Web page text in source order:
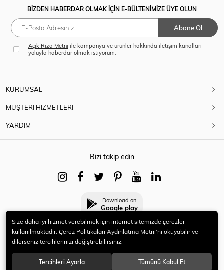
BİZDEN HABERDAR OLMAK İÇİN E-BÜLTENİMİZE ÜYE OLUN
Abone Ol
Açık Rıza Metni ile kampanya ve ürünler hakkında iletişim kanalları
yoluyla haberdar olmak istiyorum.
KURUMSAL
MÜŞTERİ HİZMETLERİ
YARDIM
Bizi takip edin
Download on
Google play
© 2021 HERYENİ. Tüm hakları saklıdır.
Size daha iyi hizmet verebilmek için internet sitemizde çerezler
kullanılmaktadır. Çerez Politikaları Aydınlatma Metni’ni okuyabilir ve
dilerseniz tercihlerinizi değiştirebilirsiniz.
Tercihleri Ayarla Tümünü Kabul Et